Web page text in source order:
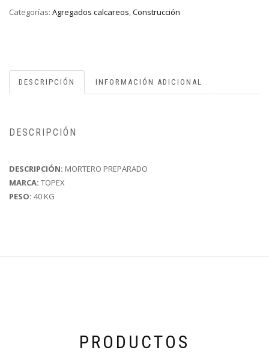
Categorías: Agregados calcareos,Construcción
DESCRIPCIÓN INFORMACIÓN ADICIONAL
DESCRIPCIÓN
DESCRIPCIÓN: MORTERO PREPARADO
MARCA: TOPEX
PESO: 40 KG
PRODUCTOS